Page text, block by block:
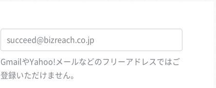
GmailやYahoo!メールなどのフリーアドレスではご
登録いただけません。